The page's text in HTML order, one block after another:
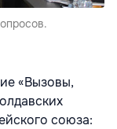
«Вызовы,
союза: